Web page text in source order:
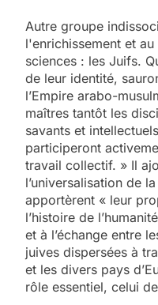
Autre groupe
l'enrichissement et
sciences : les Juifs.
de leur identité,
l’Empire arabo-
maîtres tantôt les
savants et
participeront
travail collectif. » Il
l’universalisation de
apportèrent « leur
l’histoire de
et à l’échange entre
juives dispersées à
et les divers pays
rôle essentiel, celui